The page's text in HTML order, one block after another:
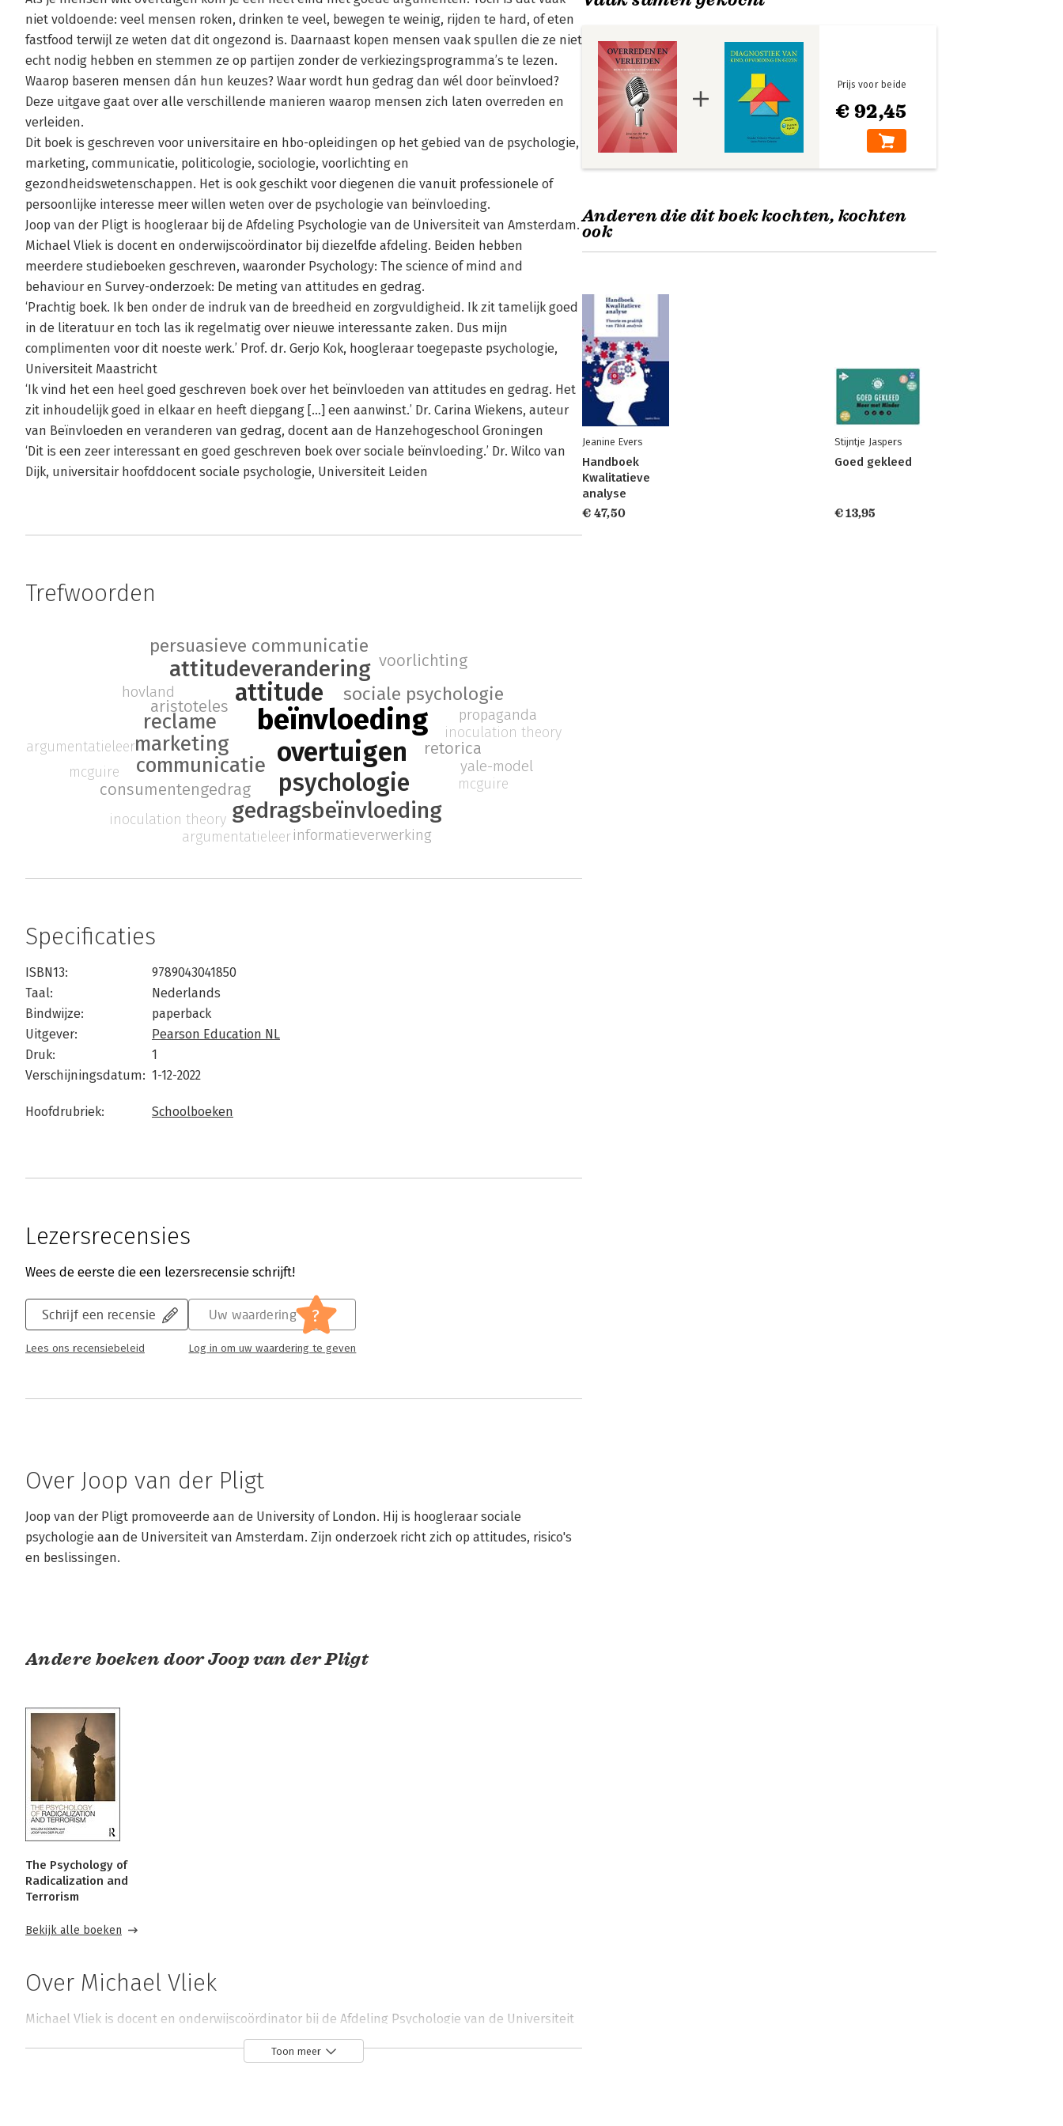
niet voldoende: veel mensen roken, drinken te veel, bewegen te weinig, rijden te hard, of eten
fastfood terwijl ze weten dat dit ongezond is. Daarnaast kopen mensen vaak spullen die ze niet
echt nodig hebben en stemmen ze op partijen zonder de verkiezingsprogramma’s te lezen.
Waarop baseren mensen dán hun keuzes? Waar wordt hun gedrag dan wél door beïnvloed?
Deze uitgave gaat over alle verschillende manieren waarop mensen zich laten overreden en
verleiden.
Dit boek is geschreven voor universitaire en hbo-opleidingen op het gebied van de psychologie,
marketing, communicatie, politicologie, sociologie, voorlichting en
gezondheidswetenschappen. Het is ook geschikt voor diegenen die vanuit professionele of
persoonlijke interesse meer willen weten over de psychologie van beïnvloeding.
Joop van der Pligt is hoogleraar bij de Afdeling Psychologie van de Universiteit van Amsterdam.
Michael Vliek is docent en onderwijscoördinator bij diezelfde afdeling. Beiden hebben
meerdere studieboeken geschreven, waaronder Psychology: The science of mind and
behaviour en Survey-onderzoek: De meting van attitudes en gedrag.
‘Prachtig boek. Ik ben onder de indruk van de breedheid en zorgvuldigheid. Ik zit tamelijk goed
in de literatuur en toch las ik regelmatig over nieuwe interessante zaken. Dus mijn
complimenten voor dit noeste werk.’ Prof. dr. Gerjo Kok, hoogleraar toegepaste psychologie,
Universiteit Maastricht
‘Ik vind het een heel goed geschreven boek over het beïnvloeden van attitudes en gedrag. Het
zit inhoudelijk goed in elkaar en heeft diepgang […] een aanwinst.’ Dr. Carina Wiekens, auteur
van Beïnvloeden en veranderen van gedrag, docent aan de Hanzehogeschool Groningen
‘Dit is een zeer interessant en goed geschreven boek over sociale beïnvloeding.’ Dr. Wilco van
Dijk, universitair hoofddocent sociale psychologie, Universiteit Leiden
Trefwoorden
beïnvloeding
overtuigen
attitude
psychologie
attitudeverandering
gedragsbeïnvloeding
communicatie
marketing
reclame
sociale psychologie
persuasieve communicatie
aristoteles
consumentengedrag
retorica
voorlichting
propaganda
yale-model
informatieverwerking
hovland
inoculation theory
mcguire
argumentatieleer
inoculation theory
mcguire
argumentatieleer
Specificaties
ISBN13:
9789043041850
Taal:
Nederlands
Bindwijze:
paperback
Uitgever:
Pearson Education NL
Druk:
1
Verschijningsdatum: 1-12-2022
Hoofdrubriek: Schoolboeken
Lezersrecensies
Wees de eerste die een lezersrecensie schrijft!
Schrijf een recensie
Lees ons recensiebeleid
Uw waardering ?
Log in om uw waardering te geven
Over Joop van der Pligt
Joop van der Pligt promoveerde aan de University of London. Hij is hoogleraar sociale
psychologie aan de Universiteit van Amsterdam. Zijn onderzoek richt zich op attitudes, risico's
en beslissingen.
Andere boeken door Joop van der Pligt
The Psychology of
Radicalization and
Terrorism
Bekijk alle boeken
Over Michael Vliek
Michael Vliek is docent en onderwijscoördinator bij de Afdeling Psychologie van de Universiteit
van Amsterdam. Michael Vliek heeft meerdere studieboeken geschreven.
Toon meer
€ 92,45
Prijs voor beide
Anderen die dit boek kochten, kochten
ook
Jeanine Evers
Handboek
Kwalitatieve
analyse
€ 47,50
Stijntje Jaspers
Goed gekleed
€ 13,95